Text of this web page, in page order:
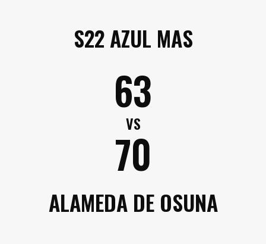
S22 AZUL MAS
63
VS
70
ALAMEDA DE OSUNA